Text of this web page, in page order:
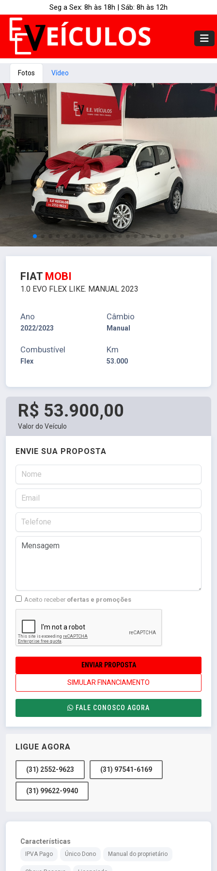
Seg a Sex: 8h às 18h | Sáb: 8h às 12h
Fotos Vídeo
FIAT MOBI
1.0 EVO FLEX LIKE. MANUAL 2023
Ano
2022/2023
Câmbio
Manual
Combustível
Flex
Km
53.000
R$ 53.900,00
Valor do Veículo
ENVIE SUA PROPOSTA
Aceito receber ofertas e promoções
ENVIAR PROPOSTA
SIMULAR FINANCIAMENTO
FALE CONOSCO AGORA
LIGUE AGORA
(31) 2552-9623 (31) 97541-6169
(31) 99622-9940
Características
IPVA Pago Único Dono Manual do proprietário